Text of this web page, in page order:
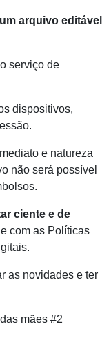
arquivo editável
serviço de
dispositivos,
e natureza
não será possível
ciente e de
e com as Políticas
as novidades e ter
mães #2